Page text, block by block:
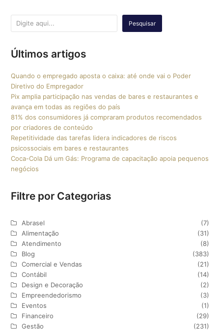
Pesquisar
Últimos artigos
Quando o empregado aposta o caixa: até onde vai o Poder
Diretivo do Empregador
Pix amplia participação nas vendas de bares e restaurantes e
avança em todas as regiões do país
81% dos consumidores já compraram produtos recomendados
por criadores de conteúdo
Repetitividade das tarefas lidera indicadores de riscos
psicossociais em bares e restaurantes
Coca-Cola Dá um Gás: Programa de capacitação apoia pequenos
negócios
Filtre por Categorias
Abrasel
(7)
Alimentação
(31)
Atendimento
(8)
Blog
(383)
Comercial e Vendas
(21)
Contábil
(14)
Design e Decoração
(2)
Empreendedorismo
(3)
Eventos
(1)
Financeiro
(29)
Gestão
(231)